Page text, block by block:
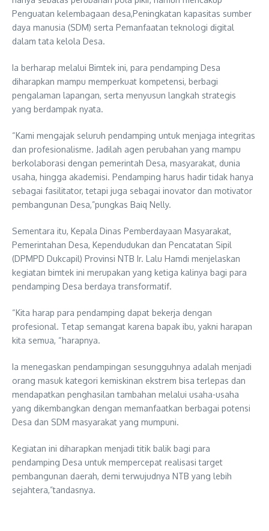
Penguatan kelembagaan desa,Peningkatan kapasitas sumber
daya manusia (SDM) serta Pemanfaatan teknologi digital
dalam tata kelola Desa.
Ia berharap melalui Bimtek ini, para pendamping Desa
diharapkan mampu memperkuat kompetensi, berbagi
pengalaman lapangan, serta menyusun langkah strategis
yang berdampak nyata.
“Kami mengajak seluruh pendamping untuk menjaga integritas
dan profesionalisme. Jadilah agen perubahan yang mampu
berkolaborasi dengan pemerintah Desa, masyarakat, dunia
usaha, hingga akademisi. Pendamping harus hadir tidak hanya
sebagai fasilitator, tetapi juga sebagai inovator dan motivator
pembangunan Desa,”pungkas Baiq Nelly.
Sementara itu, Kepala Dinas Pemberdayaan Masyarakat,
Pemerintahan Desa, Kependudukan dan Pencatatan Sipil
(DPMPD Dukcapil) Provinsi NTB Ir. Lalu Hamdi menjelaskan
kegiatan bimtek ini merupakan yang ketiga kalinya bagi para
pendamping Desa berdaya transformatif.
“Kita harap para pendamping dapat bekerja dengan
profesional. Tetap semangat karena bapak ibu, yakni harapan
kita semua, “harapnya.
Ia menegaskan pendampingan sesungguhnya adalah menjadi
orang masuk kategori kemiskinan ekstrem bisa terlepas dan
mendapatkan penghasilan tambahan melalui usaha-usaha
yang dikembangkan dengan memanfaatkan berbagai potensi
Desa dan SDM masyarakat yang mumpuni.
Kegiatan ini diharapkan menjadi titik balik bagi para
pendamping Desa untuk mempercepat realisasi target
pembangunan daerah, demi terwujudnya NTB yang lebih
sejahtera,”tandasnya.